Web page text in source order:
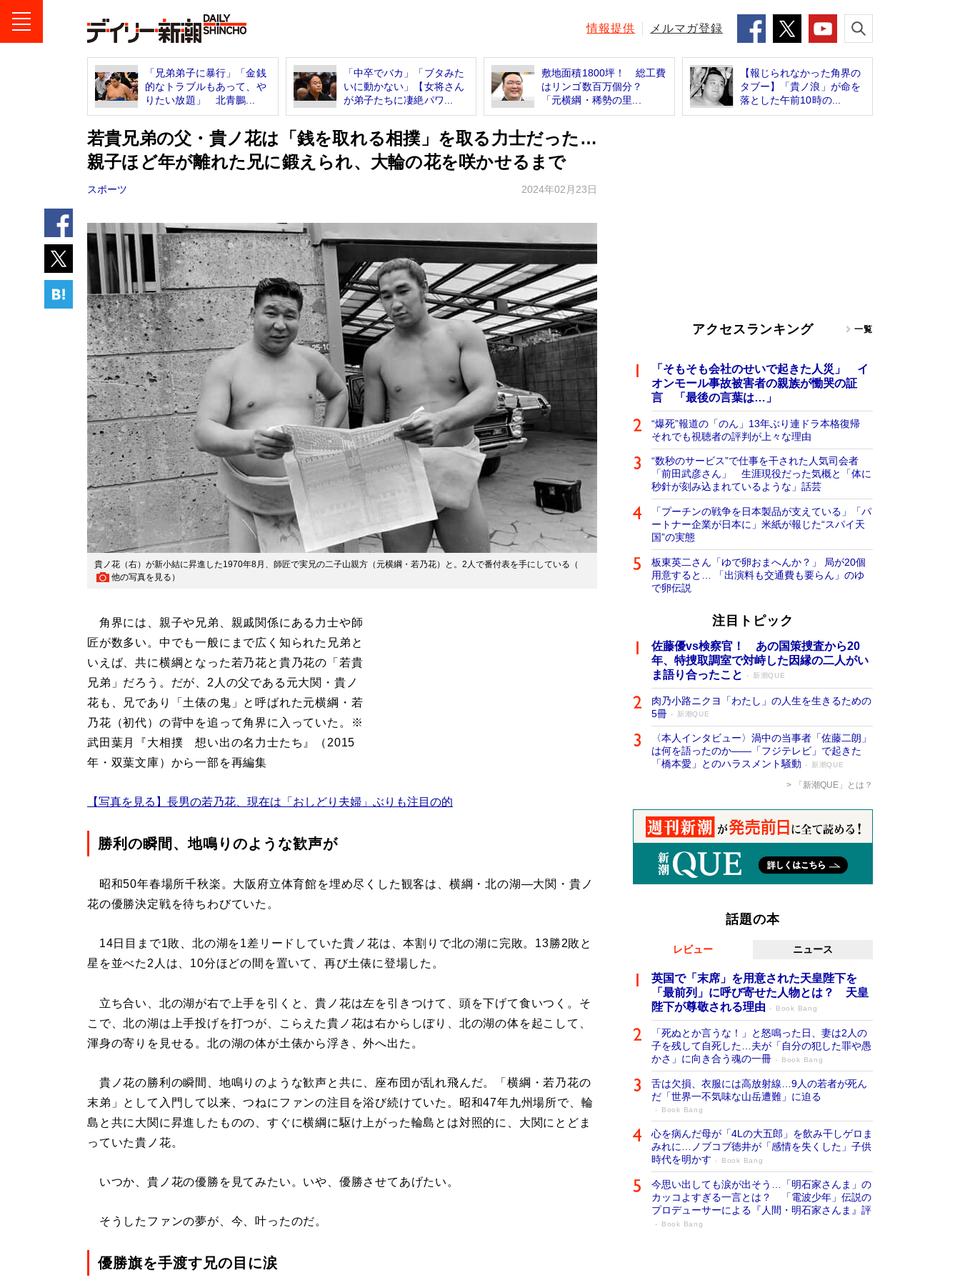
情報提供 メルマガ登録
「兄弟弟子に暴行」「金銭
的なトラブルもあって、や
りたい放題」 北青鵬...
「中卒でバカ」「ブタみた
いに動かない」【女将さん
が弟子たちに凄絶パワ...
敷地面積1800坪！ 総工費
はリンゴ数百万個分？
「元横綱・稀勢の里...
【報じられなかった角界の
タブー】「貴ノ浪」が命を
落とした午前10時の...
若貴兄弟の父・貴ノ花は「銭を取れる相撲」を取る力士だった…
親子ほど年が離れた兄に鍛えられ、大輪の花を咲かせるまで
スポーツ 2024年02月23日
貴ノ花（右）が新小結に昇進した1970年8月、師匠で実兄の二子山親方（元横綱・若乃花）と。2人で番付表を手にしている（
他の写真を見る ）
角界には、親子や兄弟、親戚関係にある力士や師
匠が数多い。中でも一般にまで広く知られた兄弟と
いえば、共に横綱となった若乃花と貴乃花の「若貴
兄弟」だろう。だが、2人の父である元大関・貴ノ
花も、兄であり「土俵の鬼」と呼ばれた元横綱・若
乃花（初代）の背中を追って角界に入っていた。※
武田葉月『大相撲 想い出の名力士たち』（2015
年・双葉文庫）から一部を再編集
【写真を見る】長男の若乃花、現在は「おしどり夫婦」ぶりも注目の的
勝利の瞬間、地鳴りのような歓声が
昭和50年春場所千秋楽。大阪府立体育館を埋め尽くした観客は、横綱・北の湖―大関・貴ノ
花の優勝決定戦を待ちわびていた。
14日目まで1敗、北の湖を1差リードしていた貴ノ花は、本割りで北の湖に完敗。13勝2敗と
星を並べた2人は、10分ほどの間を置いて、再び土俵に登場した。
立ち合い、北の湖が右で上手を引くと、貴ノ花は左を引きつけて、頭を下げて食いつく。そ
こで、北の湖は上手投げを打つが、こらえた貴ノ花は右からしぼり、北の湖の体を起こして、
渾身の寄りを見せる。北の湖の体が土俵から浮き、外へ出た。
貴ノ花の勝利の瞬間、地鳴りのような歓声と共に、座布団が乱れ飛んだ。「横綱・若乃花の
末弟」として入門して以来、つねにファンの注目を浴び続けていた。昭和47年九州場所で、輪
島と共に大関に昇進したものの、すぐに横綱に駆け上がった輪島とは対照的に、大関にとどま
っていた貴ノ花。
いつか、貴ノ花の優勝を見てみたい。いや、優勝させてあげたい。
そうしたファンの夢が、今、叶ったのだ。
優勝旗を手渡す兄の目に涙
アクセスランキング 一覧
「そもそも会社のせいで起きた人災」 イ
オンモール事故被害者の親族が慟哭の証
言 「最後の言葉は…」
“爆死”報道の「のん」13年ぶり連ドラ本格復帰
それでも視聴者の評判が上々な理由
“数秒のサービス”で仕事を干された人気司会者
「前田武彦さん」 生涯現役だった気概と「体に
秒針が刻み込まれているような」話芸
「プーチンの戦争を日本製品が支えている」「パ
ートナー企業が日本に」米紙が報じた“スパイ天
国”の実態
板東英二さん「ゆで卵おまへんか？」 局が20個
用意すると… 「出演料も交通費も要らん」のゆ
で卵伝説
注目トピック
佐藤優vs検察官！ あの国策捜査から20
年、特捜取調室で対峙した因縁の二人がい
ま語り合ったこと
新潮QUE
肉乃小路ニクヨ「わたし」の人生を生きるための
5冊
新潮QUE
〈本人インタビュー〉渦中の当事者「佐藤二朗」
は何を語ったのか――「フジテレビ」で起きた
「橋本愛」とのハラスメント騒動
新潮QUE
「新潮QUE」とは？
話題の本
レビュー ニュース
英国で「末席」を用意された天皇陛下を
「最前列」に呼び寄せた人物とは？ 天皇
陛下が尊敬される理由
Book Bang
「死ぬとか言うな！」と怒鳴った日、妻は2人の
子を残して自死した…夫が「自分の犯した罪や愚
かさ」に向き合う魂の一冊
Book Bang
舌は欠損、衣服には高放射線…9人の若者が死ん
だ「世界一不気味な山岳遭難」に迫る
Book Bang
心を病んだ母が「4Lの大五郎」を飲み干しゲロま
みれに…ノブコブ徳井が「感情を失くした」子供
時代を明かす
Book Bang
今思い出しても涙が出そう…「明石家さんま」の
カッコよすぎる一言とは？ 「電波少年」伝説の
プロデューサーによる『人間・明石家さんま』評
Book Bang